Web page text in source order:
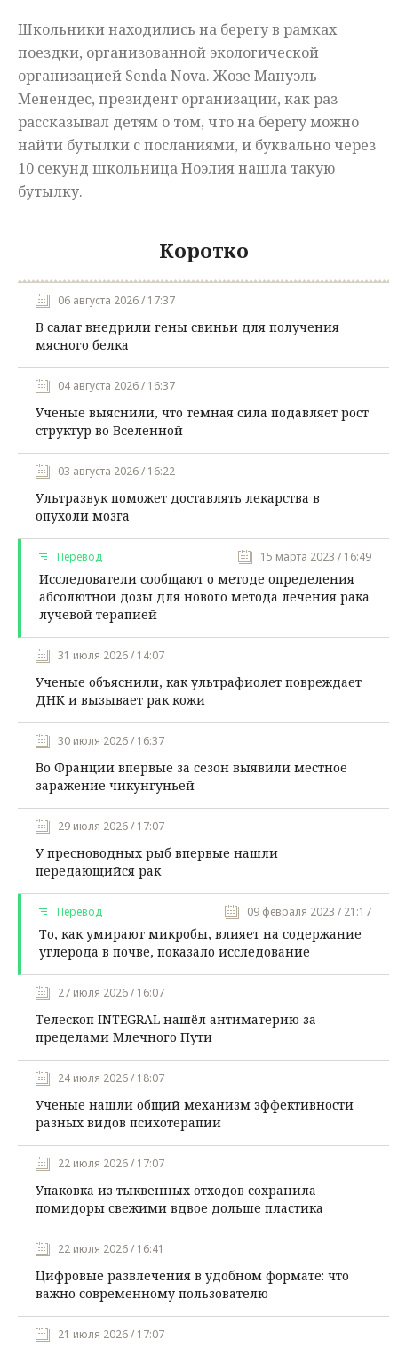
Школьники находились на берегу в рамках
поездки, организованной экологической
организацией Senda Nova. Жозе Мануэль
Менендес, президент организации, как раз
рассказывал детям о том, что на берегу можно
найти бутылки с посланиями, и буквально через
10 секунд школьница Ноэлия нашла такую
бутылку.
Коротко
06 августа 2026 / 17:37
В салат внедрили гены свиньи для получения
мясного белка
04 августа 2026 / 16:37
Ученые выяснили, что темная сила подавляет рост
структур во Вселенной
03 августа 2026 / 16:22
Ультразвук поможет доставлять лекарства в
опухоли мозга
Перевод 15 марта 2023 / 16:49
Исследователи сообщают о методе определения
абсолютной дозы для нового метода лечения рака
лучевой терапией
31 июля 2026 / 14:07
Ученые объяснили, как ультрафиолет повреждает
ДНК и вызывает рак кожи
30 июля 2026 / 16:37
Во Франции впервые за сезон выявили местное
заражение чикунгуньей
29 июля 2026 / 17:07
У пресноводных рыб впервые нашли
передающийся рак
Перевод 09 февраля 2023 / 21:17
То, как умирают микробы, влияет на содержание
углерода в почве, показало исследование
27 июля 2026 / 16:07
Телескоп INTEGRAL нашёл антиматерию за
пределами Млечного Пути
24 июля 2026 / 18:07
Ученые нашли общий механизм эффективности
разных видов психотерапии
22 июля 2026 / 17:07
Упаковка из тыквенных отходов сохранила
помидоры свежими вдвое дольше пластика
22 июля 2026 / 16:41
Цифровые развлечения в удобном формате: что
важно современному пользователю
21 июля 2026 / 17:07